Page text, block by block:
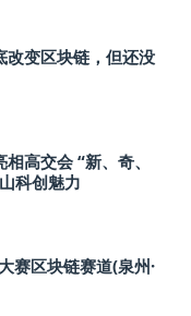
改变区块链，但还没
高交会 “新、奇、
科创魅力
赛区块链赛道(泉州·